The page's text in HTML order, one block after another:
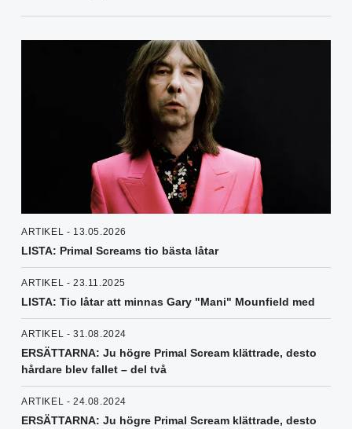
ARTIKEL - 13.05.2026
LISTA: Primal Screams tio bästa låtar
ARTIKEL - 23.11.2025
LISTA: Tio låtar att minnas Gary "Mani" Mounfield med
ARTIKEL - 31.08.2024
ERSÄTTARNA: Ju högre Primal Scream klättrade, desto
hårdare blev fallet – del två
ARTIKEL - 24.08.2024
ERSÄTTARNA: Ju högre Primal Scream klättrade, desto